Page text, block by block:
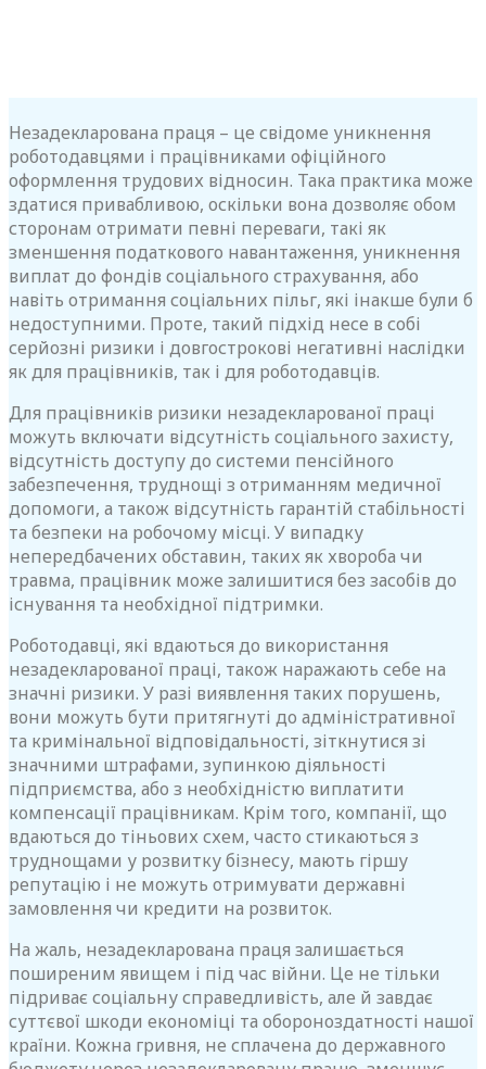
Незадекларована праця – це свідоме уникнення
роботодавцями і працівниками офіційного
оформлення трудових відносин. Така практика може
здатися привабливою, оскільки вона дозволяє обом
сторонам отримати певні переваги, такі як
зменшення податкового навантаження, уникнення
виплат до фондів соціального страхування, або
навіть отримання соціальних пільг, які інакше були б
недоступними. Проте, такий підхід несе в собі
серйозні ризики і довгострокові негативні наслідки
як для працівників, так і для роботодавців.
Для працівників ризики незадекларованої праці
можуть включати відсутність соціального захисту,
відсутність доступу до системи пенсійного
забезпечення, труднощі з отриманням медичної
допомоги, а також відсутність гарантій стабільності
та безпеки на робочому місці. У випадку
непередбачених обставин, таких як хвороба чи
травма, працівник може залишитися без засобів до
існування та необхідної підтримки.
Роботодавці, які вдаються до використання
незадекларованої праці, також наражають себе на
значні ризики. У разі виявлення таких порушень,
вони можуть бути притягнуті до адміністративної
та кримінальної відповідальності, зіткнутися зі
значними штрафами, зупинкою діяльності
підприємства, або з необхідністю виплатити
компенсації працівникам. Крім того, компанії, що
вдаються до тіньових схем, часто стикаються з
труднощами у розвитку бізнесу, мають гіршу
репутацію і не можуть отримувати державні
замовлення чи кредити на розвиток.
На жаль, незадекларована праця залишається
поширеним явищем і під час війни. Це не тільки
підриває соціальну справедливість, але й завдає
суттєвої шкоди економіці та обороноздатності нашої
країни. Кожна гривня, не сплачена до державного